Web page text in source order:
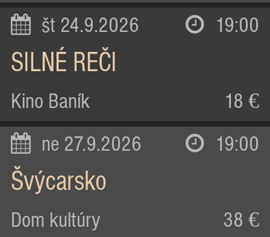
št 24.9.2026 19:00
SILNÉ REČI
Kino Baník 18 €
ne 27.9.2026 19:00
Švýcarsko
Dom kultúry 38 €